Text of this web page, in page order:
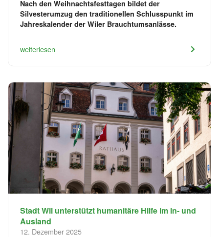
Nach den Weihnachtsfesttagen bildet der
Silvesterumzug den traditionellen Schlusspunkt im
Jahreskalender der Wiler Brauchtumsanlässe.
weiterlesen
Stadt Wil unterstützt humanitäre Hilfe im In- und
Ausland
12. Dezember 2025